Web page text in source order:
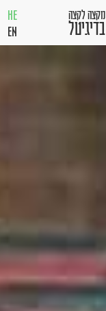
מקצה לקצה
בדיגיטל
HE
EN